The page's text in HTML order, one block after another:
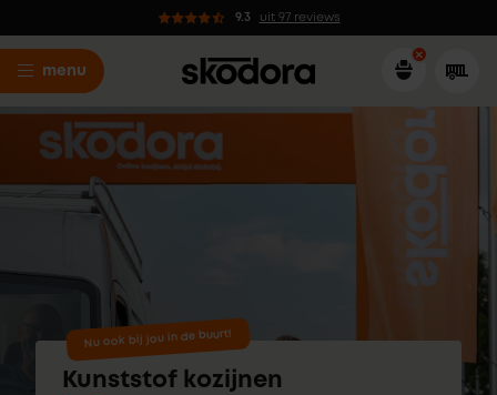
9.3 uit 97 reviews
menu
Nu ook bij jou in de buurt!
Kunststof kozijnen